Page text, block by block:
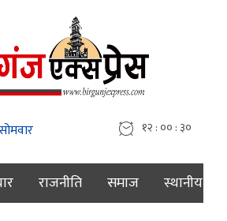
१२ : ०० : ३१
राजनीति समाज स्थानीय